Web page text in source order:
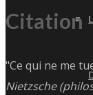
Citation
"Ce qui ne me
Nietzsche